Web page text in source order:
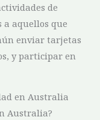
de
aquellos ⁢que
enviar tarjetas
y participar en
en Australia
Australia?